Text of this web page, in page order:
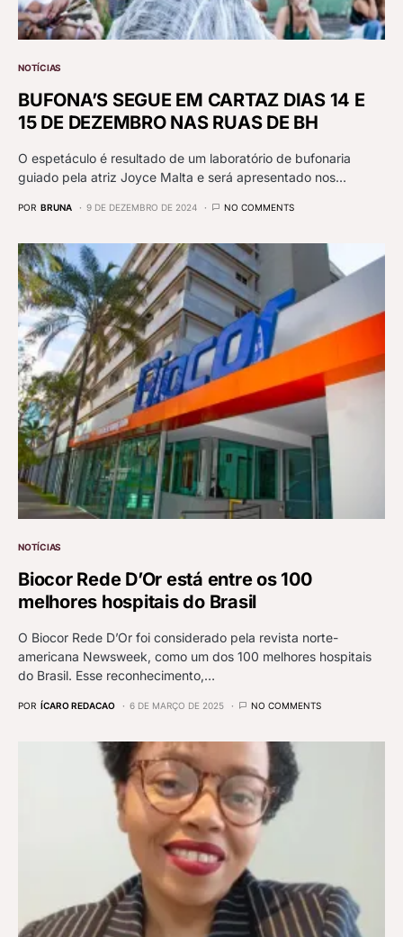
NOTÍCIAS
BUFONA’S SEGUE EM CARTAZ DIAS 14 E
15 DE DEZEMBRO NAS RUAS DE BH
O espetáculo é resultado de um laboratório de bufonaria
guiado pela atriz Joyce Malta e será apresentado nos…
POR BRUNA 9 DE DEZEMBRO DE 2024 NO COMMENTS
NOTÍCIAS
Biocor Rede D’Or está entre os 100
melhores hospitais do Brasil
O Biocor Rede D’Or foi considerado pela revista norte-
americana Newsweek, como um dos 100 melhores hospitais
do Brasil. Esse reconhecimento,…
POR ÍCARO REDACAO 6 DE MARÇO DE 2025 NO COMMENTS